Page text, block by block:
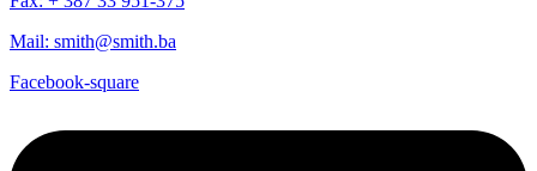
Mail: smith@smith.ba
Facebook-square